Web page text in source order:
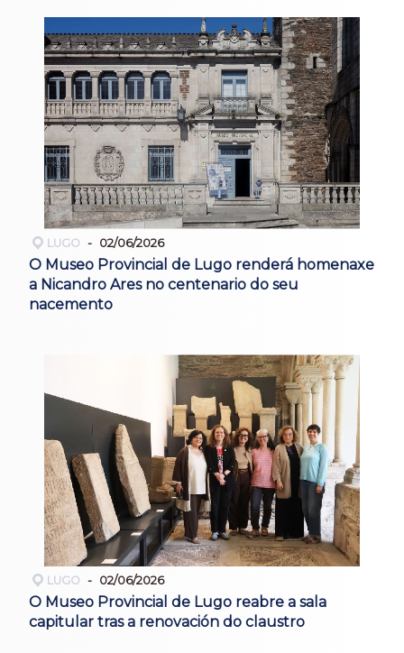
LUGO 02/06/2026
O Museo Provincial de Lugo renderá homenaxe
a Nicandro Ares no centenario do seu
nacemento
LUGO 02/06/2026
O Museo Provincial de Lugo reabre a sala
capitular tras a renovación do claustro